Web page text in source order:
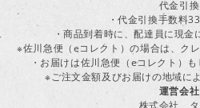
代金引換
・代金引換手数料
・商品到着時に、配達員に現金
※佐川急便（eコレクト）の場合は、ク
・お届けは佐川急便（eコレクト）
※ご注文金額及びお届けの地域に
運営会社
株式会社 タ